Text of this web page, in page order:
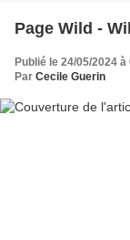
Page Wild -
Publié le 24/05/2024 à
Par Cecile Guerin